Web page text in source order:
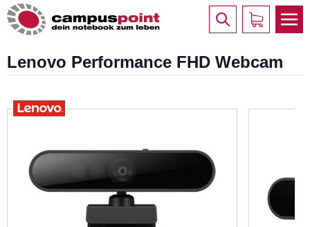
Lenovo Performance FHD Webcam